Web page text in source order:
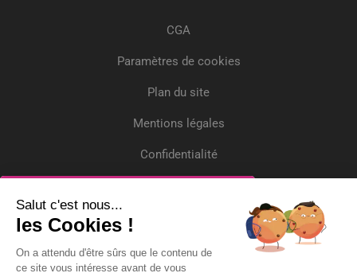
questions/réponses par mois !
CGA
Paramètres de cookies
Plan du site
Mentions légales
Confidentialité
Salut c'est nous...
les Cookies !
On a attendu d'être sûrs que le contenu de
ce site vous intéresse avant de vous